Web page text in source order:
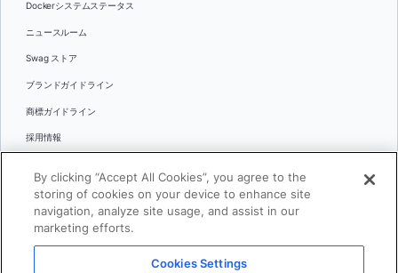
Dockerシステムステータス
ニュースルーム
Swag ストア
ブランドガイドライン
商標ガイドライン
採用情報
言語
日本語
By clicking “Accept All Cookies”, you agree to the
storing of cookies on your device to enhance site
navigation, analyze site usage, and assist in our
marketing efforts.
Cookies Settings